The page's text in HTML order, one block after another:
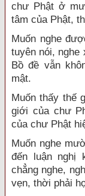
chư Phật ở
tâm của Phật,
Muốn nghe
tuyên nói, nghe
Bồ đề vẫn
mật.
Muốn thấy thế
giới của chư
của chư Phật
Muốn nghe
đến luận nghị
chẳng nghe,
vẹn, thời phải